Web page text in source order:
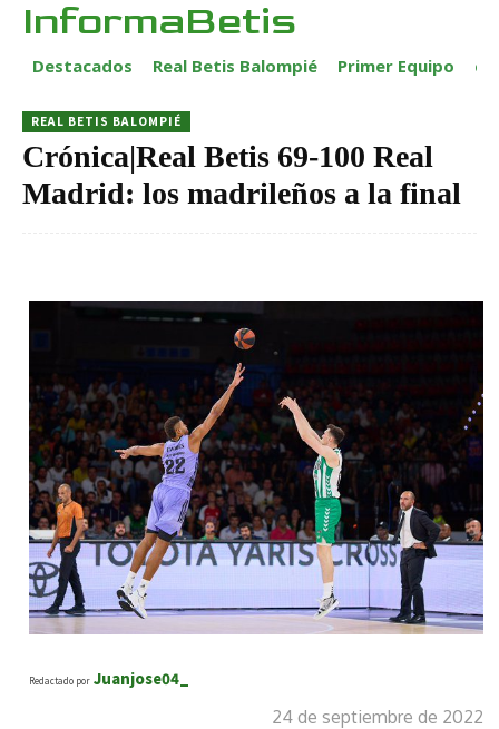
InformaBetis
Destacados Real Betis Balompié Primer Equipo
REAL BETIS BALOMPIÉ
Crónica|Real Betis 69-100 Real
Madrid: los madrileños a la final
Redactado por Juanjose04_
24 de septiembre de 2022